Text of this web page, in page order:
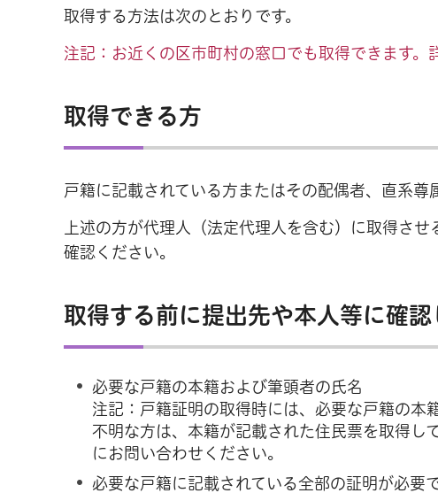
取得する方法は次のとおりです。
注記：お近くの区市町村の窓口でも取得できます。
取得できる方
戸籍に記載されている方またはその配偶者、直系
上述の方が代理人（法定代理人を含む）に取得させ
確認ください。
取得する前に提出先や本人等に確認
必要な戸籍の本籍および筆頭者の氏名
注記：戸籍証明の取得時には、必要な戸籍の本
不明な方は、本籍が記載された住民票を取得し
にお問い合わせください。
必要な戸籍に記載されている全部の証明が必要